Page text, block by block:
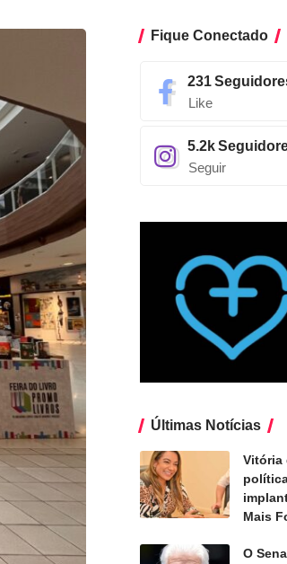
Fique Conectado
231
Like
5.2k
Seguir
Últimas Notícias
Vitória
Mais
O